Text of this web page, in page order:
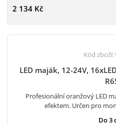
2 134 Kč
Kód zboží:
LED maják, 12-24V,
Profesionální oranžový LED
efektem. Určen pro
Do 3